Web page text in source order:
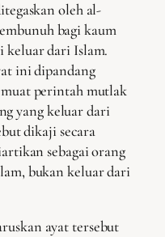
oleh al-
bagi kaum
keluar dari Islam.
ini dipandang
perintah mutlak
yang keluar dari
dikaji secara
sebagai orang
bukan keluar dari
ayat tersebut